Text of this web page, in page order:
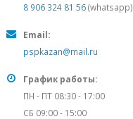
8 906 324 81 56(whatsapp)
Email:
pspkazan@mail.ru
График работы:
ПН - ПТ 08:30 - 17:00
СБ 09:00 - 15:00